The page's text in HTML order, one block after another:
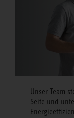
Unser Team
Seite und